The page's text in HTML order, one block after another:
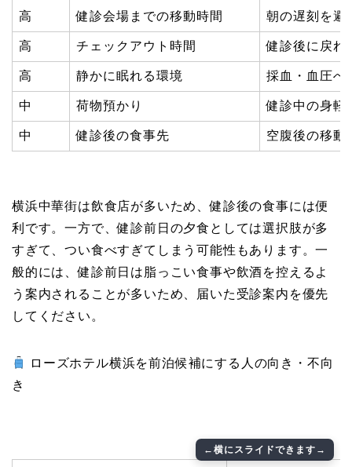
高 健診会場までの移動時間 朝の遅刻を避
高 チェックアウト時間 健診後に戻れ
高 静かに眠れる環境 採血・血圧へ
中 荷物預かり 健診中の身軽
中 健診後の食事先 空腹後の移動
横浜中華街は飲食店が多いため、健診後の食事には便
利です。一方で、健診前日の夕食としては選択肢が多
すぎて、つい食べすぎてしまう可能性もあります。一
般的には、健診前日は脂っこい食事や飲酒を控えるよ
う案内されることが多いため、届いた受診案内を優先
してください。
ローズホテル横浜を前泊候補にする人の向き・不向
き